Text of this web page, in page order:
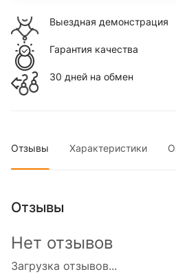
Выездная демонстрация
Гарантия качества
30 дней на обмен
Отзывы Характеристики
Отзывы
Загрузка отзывов...
Нет отзывов